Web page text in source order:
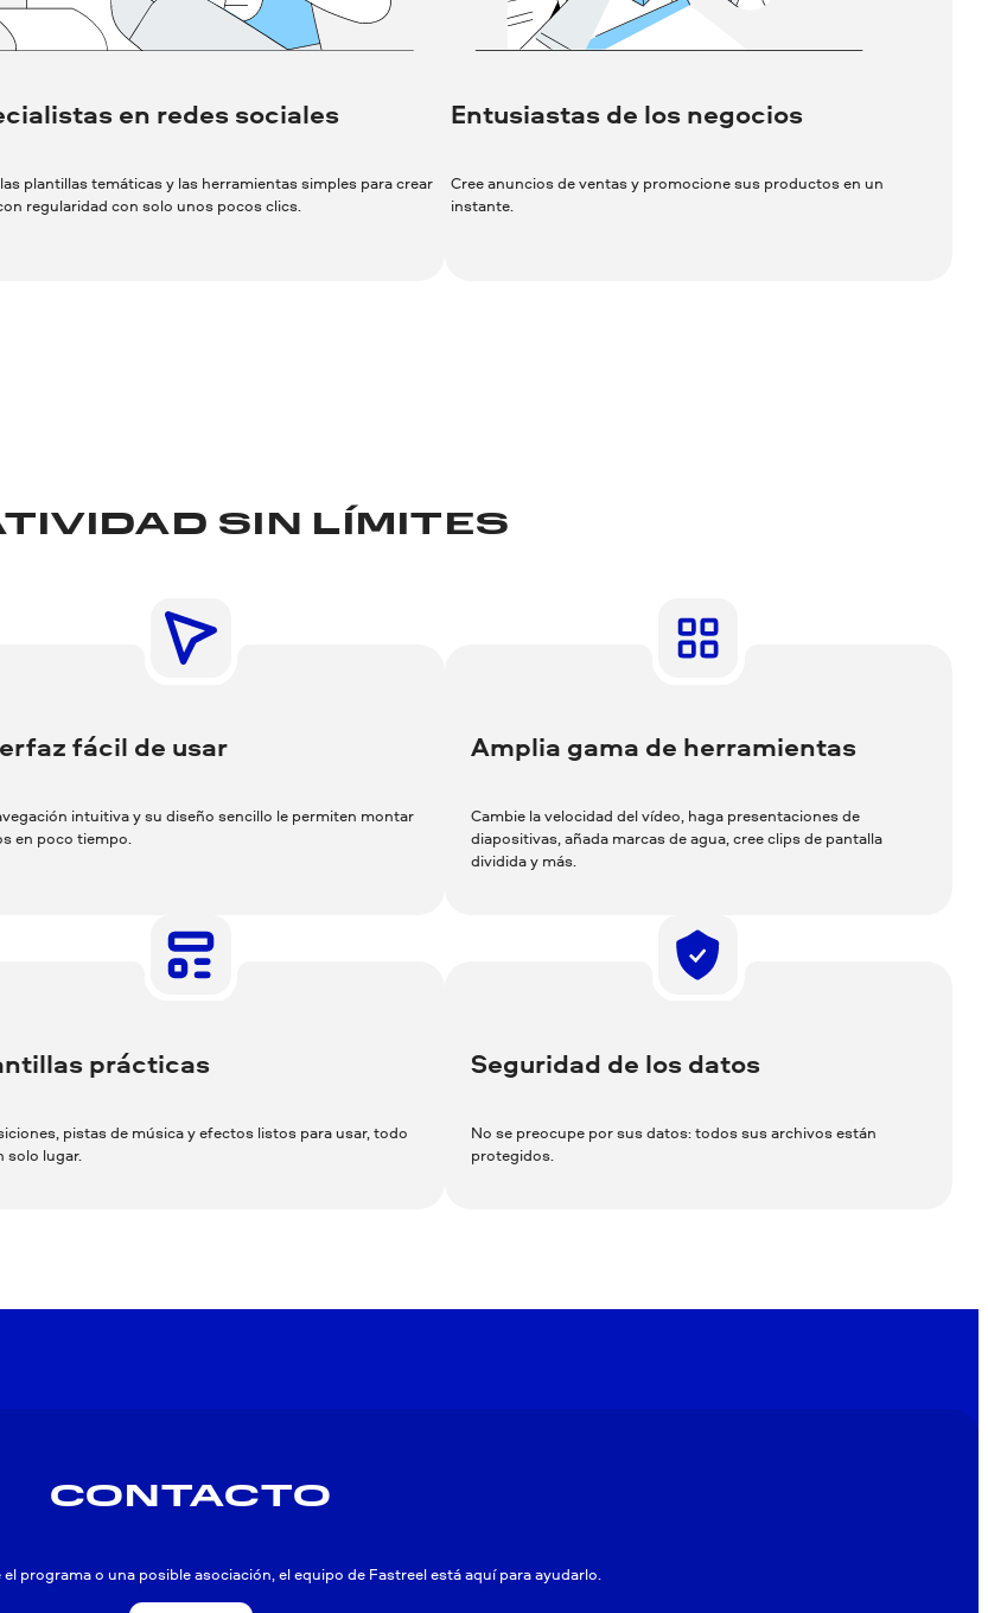
en redes sociales
plantillas temáticas y las herramientas simples para crear
regularidad con solo unos pocos clics.
Entusiastas de los negocios
Cree anuncios de ventas y promocione sus productos en un
instante.
SIN LÍMITES
fácil de usar
intuitiva y su diseño sencillo le permiten montar
en poco tiempo.
Amplia gama de herramientas
Cambie la velocidad del vídeo, haga presentaciones de
diapositivas, añada marcas de agua, cree clips de pantalla
dividida y más.
prácticas
pistas de música y efectos listos para usar, todo
solo lugar.
Seguridad de los datos
No se preocupe por sus datos: todos sus archivos están
protegidos.
CONTACTO
programa o una posible asociación, el equipo de Fastreel está aquí para ayudarlo.